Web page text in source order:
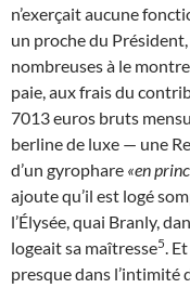
n’exerçait aucune
un proche du
nombreuses à le
paie, aux frais du
7013 euros bruts
berline de luxe — une
d’un gyrophare «en
ajoute qu’il est logé
l’Élysée, quai Branly,
logeait sa maîtresse5.
presque dans